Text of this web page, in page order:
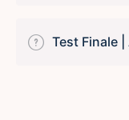
Test Finale